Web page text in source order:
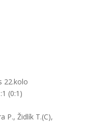
22.kolo
(0:1)
P., Židlík T.(C),